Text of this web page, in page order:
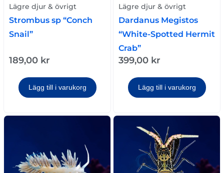
Strombus sp “Conch
Snail”
189,00 kr
Lägg till i varukorg
Lägre djur & övrigt
Dardanus Megistos
“White-Spotted Hermit
Crab”
399,00 kr
Lägg till i varukorg
Lägre djur & övrigt